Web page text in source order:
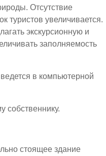
Отсутствие
туристов увеличивается.
экскурсионную и
заполняемость
в компьютерной
собственнику.
стоящее здание